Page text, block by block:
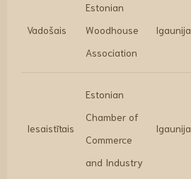
Vadošais
Estonian
Woodhouse
Association
Igaunija
Iesaistītais
Estonian
Chamber of
Commerce
and Industry
Igaunija